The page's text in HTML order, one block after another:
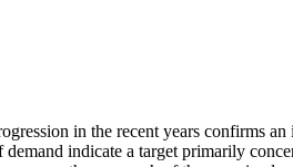
in the recent years confirms an
indicate a target primarily